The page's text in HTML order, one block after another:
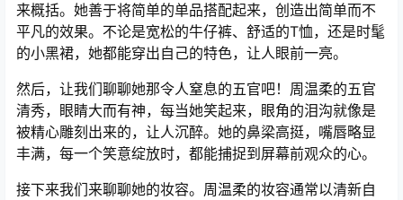
来概括。她善于将简单的单品搭配起来，创造出简单而不
平凡的效果。不论是宽松的牛仔裤、舒适的T恤，还是时髦
的小黑裙，她都能穿出自己的特色，让人眼前一亮。
然后，让我们聊聊她那令人窒息的五官吧！周温柔的五官
清秀，眼睛大而有神，每当她笑起来，眼角的泪沟就像是
被精心雕刻出来的，让人沉醉。她的鼻梁高挺，嘴唇略显
丰满，每一个笑意绽放时，都能捕捉到屏幕前观众的心。
接下来我们来聊聊她的妆容。周温柔的妆容通常以清新自